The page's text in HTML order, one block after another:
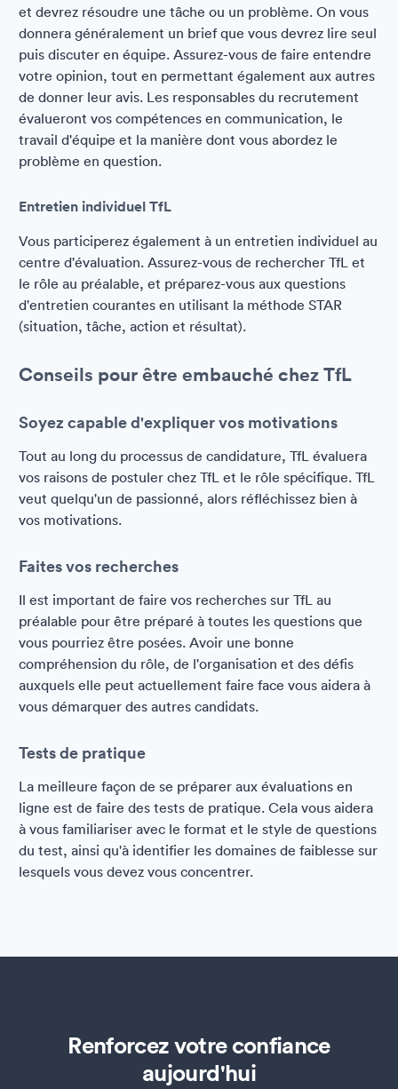
et devrez résoudre une tâche ou un problème. On vous
donnera généralement un brief que vous devrez lire seul
puis discuter en équipe. Assurez-vous de faire entendre
votre opinion, tout en permettant également aux autres
de donner leur avis. Les responsables du recrutement
évalueront vos compétences en communication, le
travail d'équipe et la manière dont vous abordez le
problème en question.
Entretien individuel TfL
Vous participerez également à un entretien individuel au
centre d'évaluation. Assurez-vous de rechercher TfL et
le rôle au préalable, et préparez-vous aux questions
d'entretien courantes en utilisant la méthode STAR
(situation, tâche, action et résultat).
Conseils pour être embauché chez TfL
Soyez capable d'expliquer vos motivations
Tout au long du processus de candidature, TfL évaluera
vos raisons de postuler chez TfL et le rôle spécifique. TfL
veut quelqu'un de passionné, alors réfléchissez bien à
vos motivations.
Faites vos recherches
Il est important de faire vos recherches sur TfL au
préalable pour être préparé à toutes les questions que
vous pourriez être posées. Avoir une bonne
compréhension du rôle, de l'organisation et des défis
auxquels elle peut actuellement faire face vous aidera à
vous démarquer des autres candidats.
Tests de pratique
La meilleure façon de se préparer aux évaluations en
ligne est de faire des tests de pratique. Cela vous aidera
à vous familiariser avec le format et le style de questions
du test, ainsi qu'à identifier les domaines de faiblesse sur
lesquels vous devez vous concentrer.
Renforcez votre confiance
aujourd'hui